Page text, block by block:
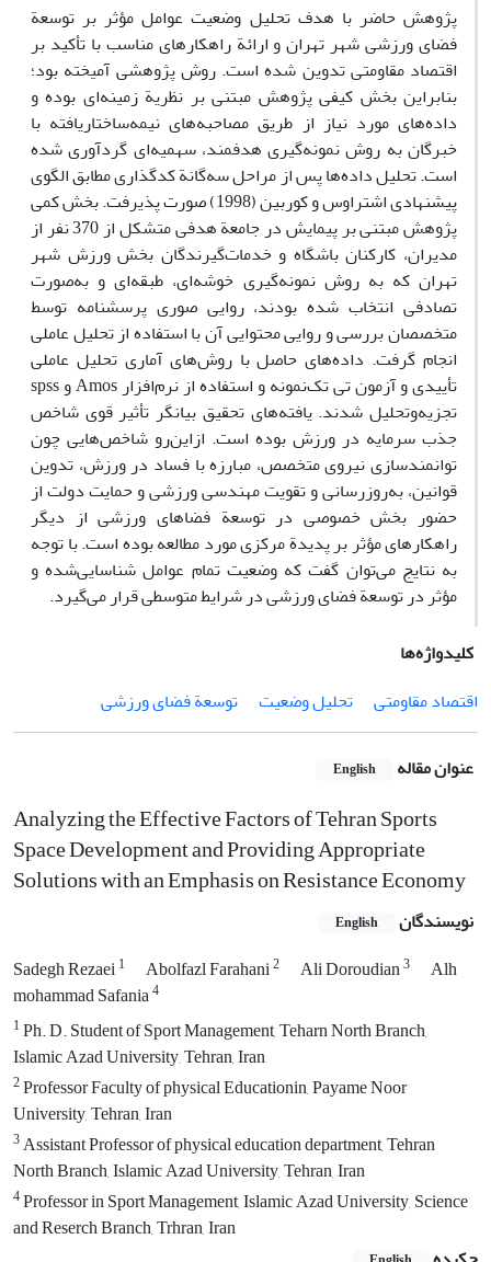
پژوهش حاضر با هدف تحلیل وضعیت عوامل مؤثر بر توسعة
فضای ورزشی شهر تهران و ارائة راهکارهای مناسب با تأکید بر
اقتصاد مقاومتی تدوین شده است. روش پژوهشی آمیخته بود؛
بنابراین بخش کیفی پژوهش مبتنی بر نظریة زمینه‌ای بوده و
داده‌های مورد نیاز از طریق مصاحبه‌های نیمه‌ساختاریافته با
خبرگان به روش نمونه‌گیری هدفمند، سهمیه‌ای گردآوری شده
است. تحلیل داده‌ها پس از مراحل سه‌گانة کدگذاری مطابق الگوی
پیشنهادی اشتراوس و کوربین (1998) صورت پذیرفت. بخش کمی
پژوهش مبتنی بر پیمایش در جامعة هدفی متشکل از 370 نفر از
مدیران، کارکنان باشگاه و خدمات‌گیرندگان بخش ورزش شهر
تهران که به روش نمونه‌گیری خوشه‌ای، طبقه‌ای و به‌صورت
تصادفی انتخاب ‌شده بودند، روایی صوری پرسشنامه توسط
متخصصان بررسی و روایی محتوایی آن با استفاده از تحلیل عاملی
انجام گرفت. داده‌های حاصل با روش‌های آماری تحلیل عاملی
تأییدی و آزمون تی تک‌نمونه و استفاده از نرم‌افزار Amos و spss
تجزیه‌وتحلیل شدند. یافته‌های تحقیق بیانگر تأثیر قوی شاخص
جذب سرمایه در ورزش بوده است. ازاین‌رو شاخص‌هایی چون
توانمندسازی نیروی متخصص، مبارزه با فساد در ورزش، تدوین
قوانین، به‌روزرسانی و تقویت مهندسی ورزشی و حمایت دولت از
حضور بخش خصوصی در توسعة فضاهای ورزشی از دیگر
راهکارهای مؤثر بر پدیدة مرکزی مورد مطالعه بوده است. با توجه
به نتایج می‌توان گفت که وضعیت تمام عوامل شناسایی‌شده و
مؤثر در توسعة فضای ورزشی در شرایط متوسطی قرار می‌گیرد.
کلیدواژه‌ها
اقتصاد مقاومتی
تحلیل وضعیت توسعة فضای ورزشی
عنوان مقاله English
Analyzing the Effective Factors of Tehran Sports
Space Development and Providing Appropriate
Solutions with an Emphasis on Resistance Economy
نویسندگان English
Sadegh Rezaei1 Abolfazl Farahani2 Ali Doroudian3
Alh
mohammad Safania4
1Ph. D. Student of Sport Management, Teharn North Branch,
Islamic Azad University, Tehran, Iran
2Professor Faculty of physical Educationin, Payame Noor
University, Tehran, Iran
3Assistant Professor of physical education department, Tehran
North Branch, Islamic Azad University, Tehran, Iran
4Professor in Sport Management, Islamic Azad University, Science
and Reserch Branch, Trhran, Iran